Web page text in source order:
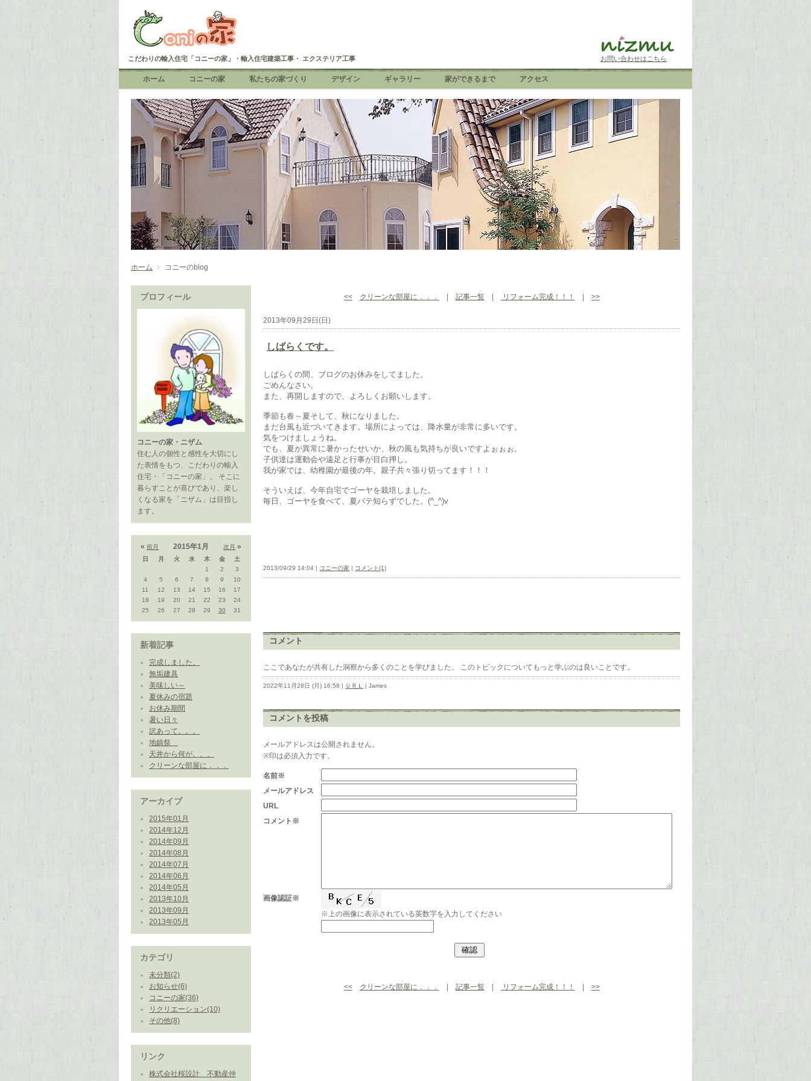
こだわりの輸入住宅「コニーの家」・輸入住宅建築工事・ エクステリア工事 お問い合わせはこちら
ホーム コニーの家 私たちの家づくり デザイン ギャラリー 家ができるまで アクセス
ホーム コニーのblog
プロフィール
コニーの家・ニザム
住む人の個性と感性を大切にし
た表情をもつ、こだわりの輸入
住宅・「コニーの家」。 そこに
暮らすことが喜びであり、楽し
くなる家を「ニザム」は目指し
ます。
«前月 次月 »
2015年1月
日 月 火 水 木 金
土
1
2
3
4
5 6 7 8 9
10
11
12 13 14 15 16
17
18
19 20 21 22 23
24
25
26 27 28 29 30 31
新着記事
完成しました。
無垢建具
美味しい～
夏休みの宿題
お休み期間
暑い日々
訳あって。。。
地鎮祭
天井から何が。。。
クリーンな部屋に．．．
アーカイブ
2015年01月
2014年12月
2014年09月
2014年08月
2014年07月
2014年06月
2014年05月
2013年10月
2013年09月
2013年05月
カテゴリ
未分類(2)
お知らせ(6)
コニーの家(36)
リクリエーション(10)
その他(8)
リンク
株式会社桜設計 不動産仲
<< クリーンな部屋に．．． 記事一覧| リフォーム完成！！！ >>
2013年09月29日(日)
しばらくです。
しばらくの間、ブログのお休みをしてました。
ごめんなさい。
また、再開しますので、よろしくお願いします。
季節も春～夏そして、秋になりました。
まだ台風も近づいてきます。場所によっては、降水量が非常に多いです。
気をつけましょうね。
でも、夏が異常に暑かったせいか、秋の風も気持ちが良いですよぉぉぉ。
子供達は運動会や遠足と行事が目白押し。
我が家では、幼稚園が最後の年。親子共々張り切ってます！！！
そういえば、今年自宅でゴーヤを栽培しました。
毎日、ゴーヤを食べて、夏バテ知らずでした。(^_^)v
2013/09/29 14:04 | コニーの家 | コメント(1)
コメント
ここであなたが共有した洞察から多くのことを学びました。 このトピックについてもっと学ぶのは良いことです。
2022年11月28日 (月) 16:58 | ＵＲＬ | James
コメントを投稿
メールアドレスは公開されません。
※印は必須入力です。
名前※
メールアドレス
URL
コメント※
画像認証※
※上の画像に表示されている英数字を入力してください
<< クリーンな部屋に．．． 記事一覧| リフォーム完成！！！ >>